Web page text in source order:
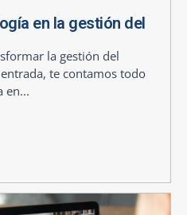
en la gestión del
la gestión del
te contamos todo
en...